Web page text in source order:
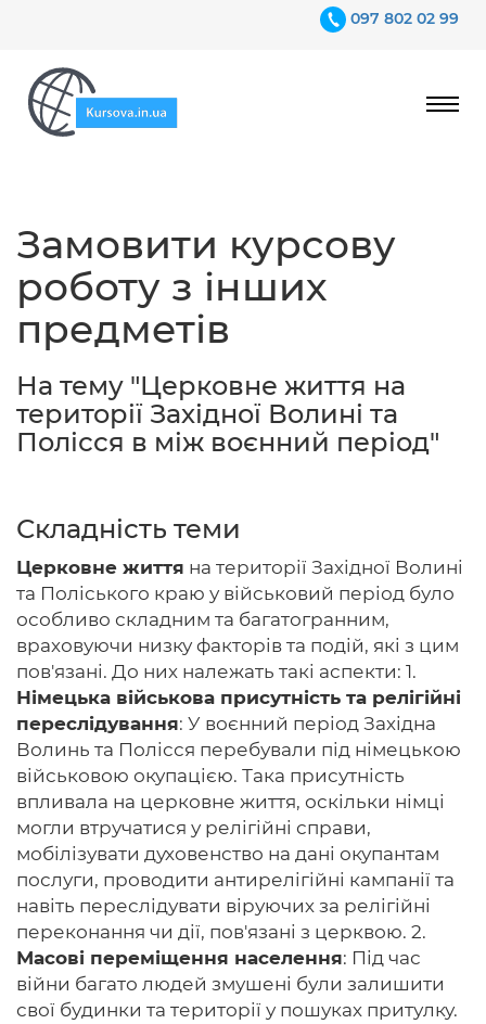
097 802 02 99
Замовити курсову
роботу з інших
предметів
На тему "Церковне життя на
території Західної Волині та
Полісся в між воєнний період"
Складність теми
Церковне життя на території Західної Волині
та Поліського краю у військовий період було
особливо складним та багатогранним,
враховуючи низку факторів та подій, які з цим
пов'язані. До них належать такі аспекти: 1.
Німецька військова присутність та релігійні
переслідування: У воєнний період Західна
Волинь та Полісся перебували під німецькою
військовою окупацією. Така присутність
впливала на церковне життя, оскільки німці
могли втручатися у релігійні справи,
мобілізувати духовенство на дані окупантам
послуги, проводити антирелігійні кампанії та
навіть переслідувати віруючих за релігійні
переконання чи дії, пов'язані з церквою. 2.
Масові переміщення населення: Під час
війни багато людей змушені були залишити
свої будинки та території у пошуках притулку.
Гарантії
Відгуки
Контакти
Головна
Авторам
Умови
Вхiд